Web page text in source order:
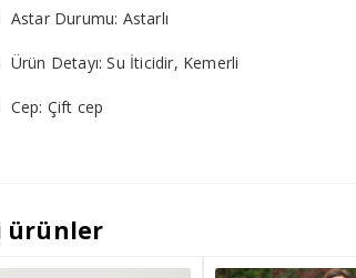
Astar Durumu: Astarlı
Ürün Detayı: Su İticidir, Kemerli
Cep: Çift cep
ürünler